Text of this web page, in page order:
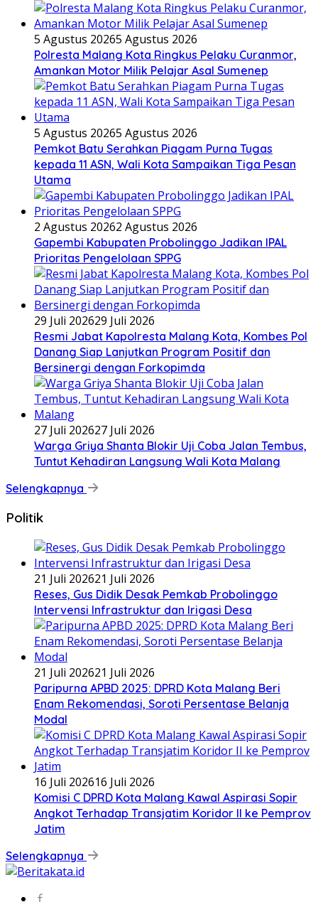
5 Agustus 20265 Agustus 2026
Polresta Malang Kota Ringkus Pelaku Curanmor,
Amankan Motor Milik Pelajar Asal Sumenep
5 Agustus 20265 Agustus 2026
Pemkot Batu Serahkan Piagam Purna Tugas
kepada 11 ASN, Wali Kota Sampaikan Tiga Pesan
Utama
2 Agustus 20262 Agustus 2026
Gapembi Kabupaten Probolinggo Jadikan IPAL
Prioritas Pengelolaan SPPG
29 Juli 202629 Juli 2026
Resmi Jabat Kapolresta Malang Kota, Kombes Pol
Danang Siap Lanjutkan Program Positif dan
Bersinergi dengan Forkopimda
27 Juli 202627 Juli 2026
Warga Griya Shanta Blokir Uji Coba Jalan Tembus,
Tuntut Kehadiran Langsung Wali Kota Malang
Selengkapnya
Politik
21 Juli 202621 Juli 2026
Reses, Gus Didik Desak Pemkab Probolinggo
Intervensi Infrastruktur dan Irigasi Desa
21 Juli 202621 Juli 2026
Paripurna APBD 2025: DPRD Kota Malang Beri
Enam Rekomendasi, Soroti Persentase Belanja
Modal
16 Juli 202616 Juli 2026
Komisi C DPRD Kota Malang Kawal Aspirasi Sopir
Angkot Terhadap Transjatim Koridor II ke Pemprov
Jatim
Selengkapnya